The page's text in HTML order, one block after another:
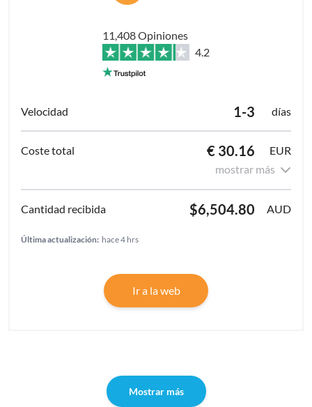
11,408 Opiniones
4.2
1-3 días
€ 30.16
EUR
mostrar más
$6,504.80 AUD
Última actualización: hace 4 hrs
Ir a la web
Mostrar más